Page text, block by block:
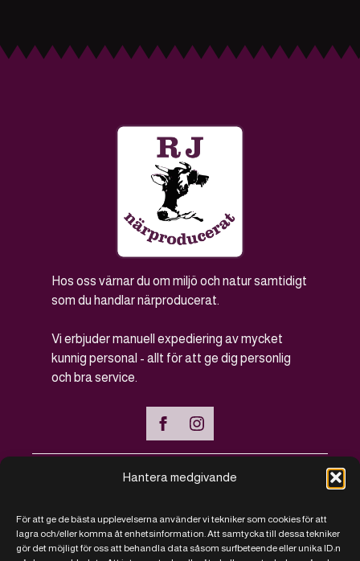
Hantera medgivande
För att ge de bästa upplevelserna använder vi tekniker som cookies för att
lagra och/eller komma åt enhetsinformation. Att samtycka till dessa tekniker
gör det möjligt för oss att behandla data såsom surfbeteende eller unika ID:n
Hos oss värnar du om miljö och natur samtidigt
som du handlar närproducerat.
Vi erbjuder manuell expediering av mycket
kunnig personal - allt för att ge dig personlig
och bra service.
Vanliga frågor - FAQ
Kontakt